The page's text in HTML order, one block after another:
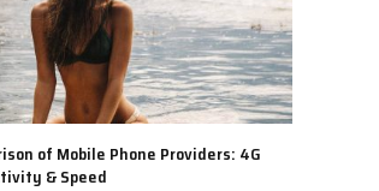
of Mobile Phone Providers: 4G
& Speed